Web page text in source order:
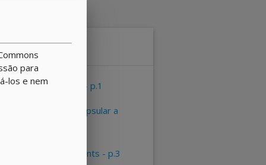
para
los e nem
Sumário
apresentação - p.1
class components - p.3